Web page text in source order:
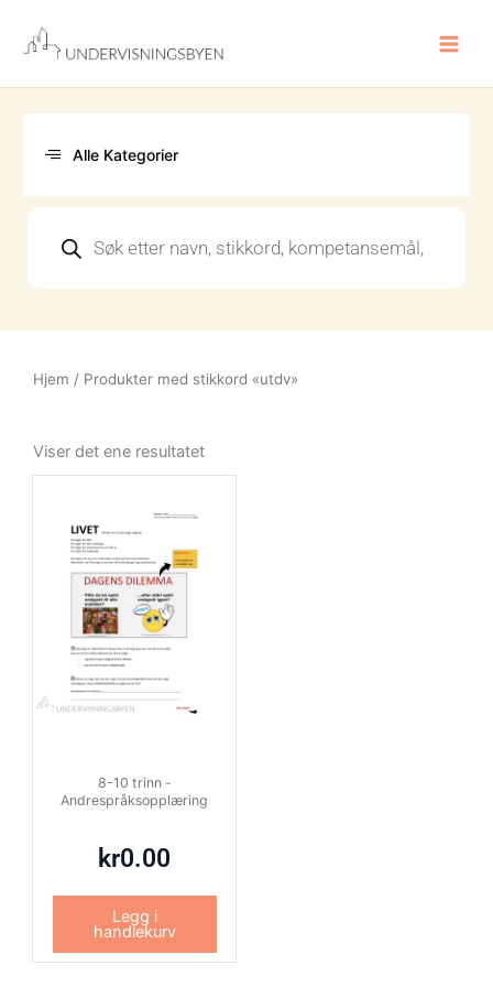
innholdet
Alle Kategorier
search
Hjem / Produkter med stikkord «utdv»
Viser det ene resultatet
8-10 trinn -
Andrespråksopplæring
kr0.00
Legg i
handlekurv